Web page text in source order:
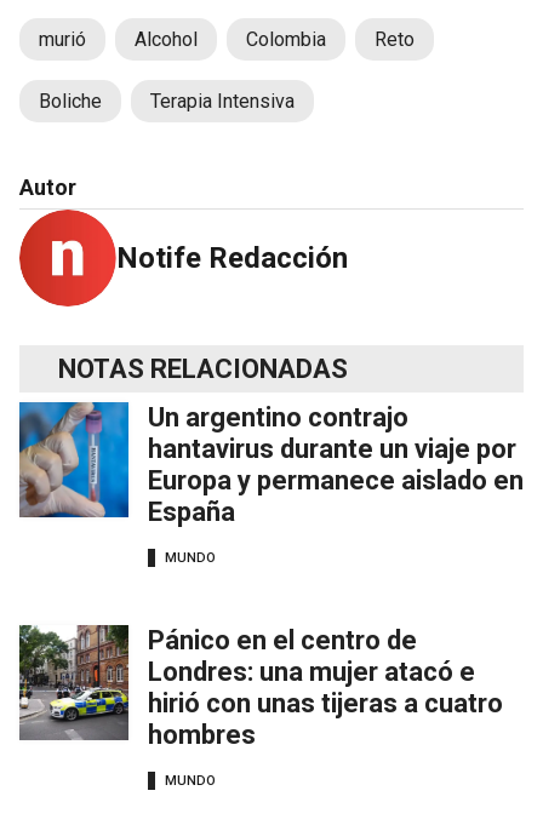
murió Alcohol Colombia Reto
Boliche Terapia Intensiva
Autor
Notife Redacción
NOTAS RELACIONADAS
Un argentino contrajo
hantavirus durante un viaje por
Europa y permanece aislado en
España
MUNDO
Pánico en el centro de
Londres: una mujer atacó e
hirió con unas tijeras a cuatro
hombres
MUNDO